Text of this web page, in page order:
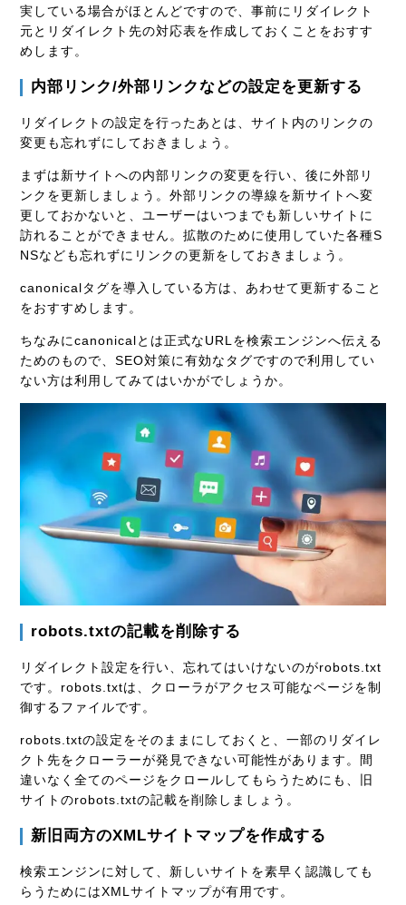
実している場合がほとんどですので、事前にリダイレクト
元とリダイレクト先の対応表を作成しておくことをおすす
めします。
内部リンク/外部リンクなどの設定を更新する
リダイレクトの設定を行ったあとは、サイト内のリンクの
変更も忘れずにしておきましょう。
まずは新サイトへの内部リンクの変更を行い、後に外部リ
ンクを更新しましょう。外部リンクの導線を新サイトへ変
更しておかないと、ユーザーはいつまでも新しいサイトに
訪れることができません。拡散のために使用していた各種S
NSなども忘れずにリンクの更新をしておきましょう。
canonicalタグを導入している方は、あわせて更新すること
をおすすめします。
ちなみにcanonicalとは正式なURLを検索エンジンへ伝える
ためのもので、SEO対策に有効なタグですので利用してい
ない方は利用してみてはいかがでしょうか。
robots.txtの記載を削除する
リダイレクト設定を行い、忘れてはいけないのがrobots.txt
です。robots.txtは、クローラがアクセス可能なページを制
御するファイルです。
robots.txtの設定をそのままにしておくと、一部のリダイレ
クト先をクローラーが発見できない可能性があります。間
違いなく全てのページをクロールしてもらうためにも、旧
サイトのrobots.txtの記載を削除しましょう。
新旧両方のXMLサイトマップを作成する
検索エンジンに対して、新しいサイトを素早く認識しても
らうためにはXMLサイトマップが有用です。